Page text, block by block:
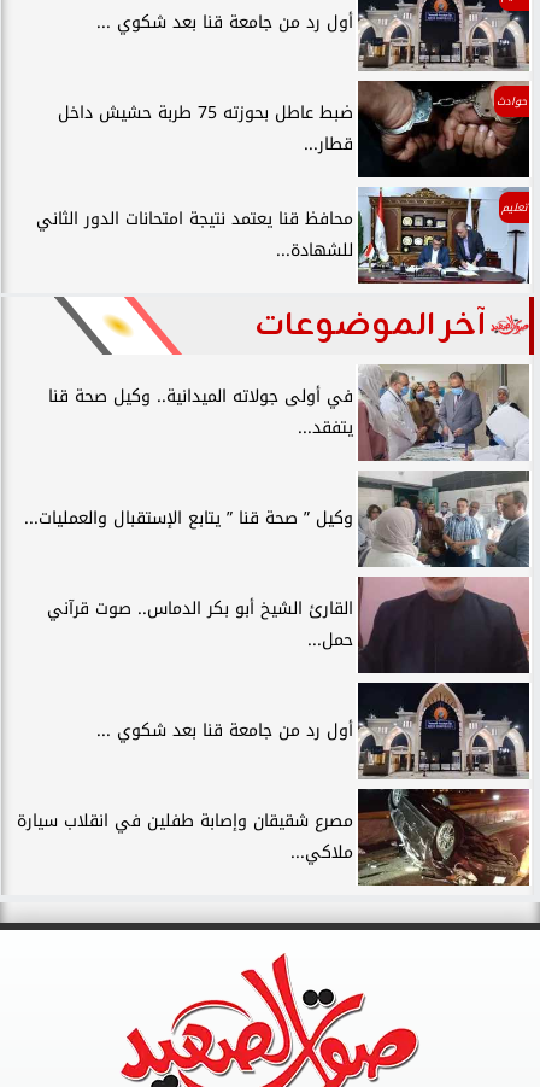
أول رد من جامعة قنا بعد شكوي ...
حوادث
ضبط عاطل بحوزته 75 طربة حشيش داخل
قطار...
تعليم
محافظ قنا يعتمد نتيجة امتحانات الدور الثاني
للشهادة...
آخر الموضوعات
في أولى جولاته الميدانية.. وكيل صحة قنا
يتفقد...
وكيل ” صحة قنا ” يتابع الإستقبال والعمليات...
القارئ الشيخ أبو بكر الدماس.. صوت قرآني
حمل...
أول رد من جامعة قنا بعد شكوي ...
مصرع شقيقان وإصابة طفلين في انقلاب سيارة
ملاكي...